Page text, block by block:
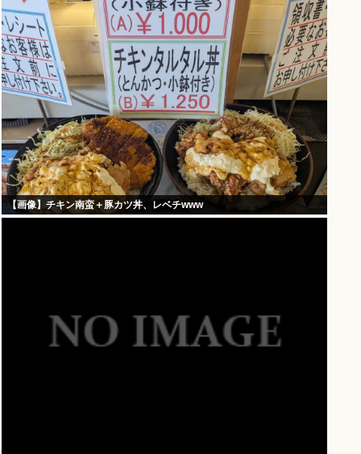
【画像】チキン南蛮＋豚カツ丼、レベチwww